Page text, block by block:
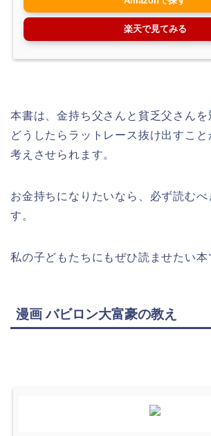
楽天で見てみる
本書は、金持ち父さんと貧乏父さんを
どうしたらラットレース抜け出すこと
考えさせられます。
お金持ちになりたいなら、必ず読むべ
す。
私の子どもたちにもぜひ読ませたい本
漫画 バビロン大富豪の教え